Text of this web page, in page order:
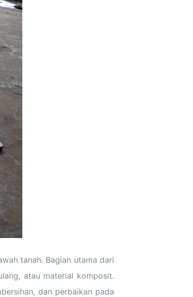
tanah. Bagian utama dari
atau material komposit.
dan perbaikan pada